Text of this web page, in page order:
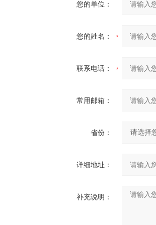
您的单位：
您的姓名：
联系电话：
常用邮箱：
省份：
详细地址：
补充说明：